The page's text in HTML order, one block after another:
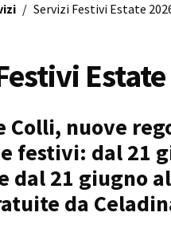
/ Servizi Festivi Estate
Colli, nuove
festivi: dal 21
dal 21 giugno
da